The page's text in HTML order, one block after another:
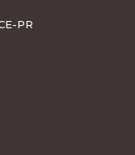
PR